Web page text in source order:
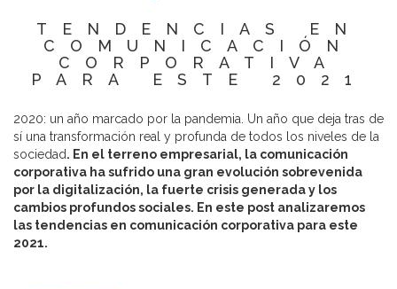
TENDENCIAS EN
COMUNICACIÓN
CORPORATIVA
PARA ESTE 2021
2020: un año marcado por la pandemia. Un año que deja tras de
sí una transformación real y profunda de todos los niveles de la
sociedad. En el terreno empresarial, la comunicación
corporativa ha sufrido una gran evolución sobrevenida
por la digitalización, la fuerte crisis generada y los
cambios profundos sociales. En este post analizaremos
las tendencias en comunicación corporativa para este
2021.